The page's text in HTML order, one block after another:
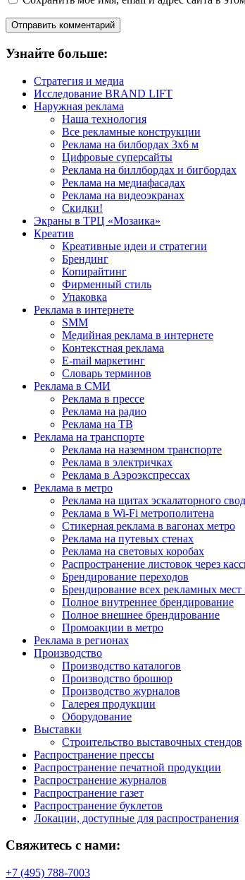
Узнайте больше:
Стратегия и медиа
Исследование BRAND LIFT
Наружная реклама
Наша технология
Все рекламные конструкции
Реклама на билбордах 3х6 м
Цифровые суперсайты
Реклама на биллбордах и бигбордах
Реклама на медиафасадах
Реклама на видеоэкранах
Скидки!
Экраны в ТРЦ «Мозаика»
Креатив
Креативные идеи и стратегии
Брендинг
Копирайтинг
Фирменный стиль
Упаковка
Реклама в интернете
SMM
Медийная реклама в интернете
Контекстная реклама
E-mail маркетинг
Словарь терминов
Реклама в СМИ
Реклама в прессе
Реклама на радио
Реклама на ТВ
Реклама на транспорте
Реклама на наземном транспорте
Реклама в электричках
Реклама в Аэроэкспрессах
Реклама в метро
Реклама на щитах эскалаторного
Реклама в Wi-Fi метрополитена
Стикерная реклама в вагонах метро
Реклама на путевых стенах
Реклама на световых коробах
Распространение листовок через
Брендирование переходов
Брендирование всех рекламных мест
Полное внутреннее брендирование
Полное внешнее брендирование
Промоакции в метро
Реклама в регионах
Производство
Производство каталогов
Производство брошюр
Производство журналов
Галерея продукции
Оборудование
Выставки
Строительство выставочных стендов
Распространение прессы
Распространение печатной продукции
Распространение журналов
Распространение газет
Распространение буклетов
Локации, доступные для распространения
Свяжитесь с нами:
+7 (495) 788-7003